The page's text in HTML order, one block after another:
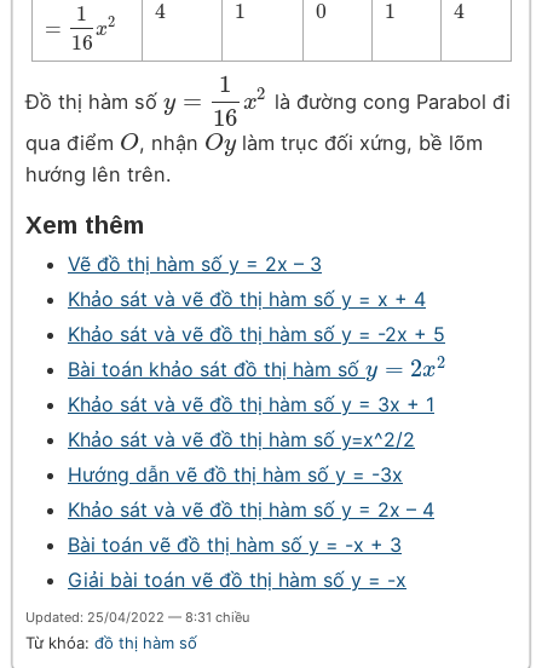
=
1
16
x2 4
4 1
1 0
0 1
1 4
4
Đồ thị hàm số y =
1
16
x2
y=116x2
là đường cong Parabol đi
qua điểm O
O, nhận Oy
Oy làm trục đối xứng, bề lõm
hướng lên trên.
Xem thêm
Vẽ đồ thị hàm số y = 2x – 3
Khảo sát và vẽ đồ thị hàm số y = x + 4
Khảo sát và vẽ đồ thị hàm số y = -2x + 5
Bài toán khảo sát đồ thị hàm số y = 2x2
y=2x2
Khảo sát và vẽ đồ thị hàm số y = 3x + 1
Khảo sát và vẽ đồ thị hàm số y=x^2/2
Hướng dẫn vẽ đồ thị hàm số y = -3x
Khảo sát và vẽ đồ thị hàm số y = 2x – 4
Bài toán vẽ đồ thị hàm số y = -x + 3
Giải bài toán vẽ đồ thị hàm số y = -x
Updated: 25/04/2022 — 8:31 chiều
Từ khóa: đồ thị hàm số